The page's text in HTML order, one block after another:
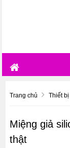
Trang chủ Thiết
Miệng giả
thật